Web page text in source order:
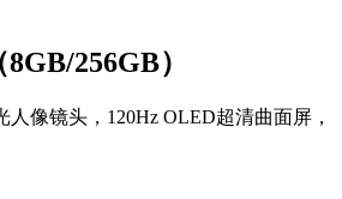
256GB）
人像镜头，120Hz OLED超清曲面屏，